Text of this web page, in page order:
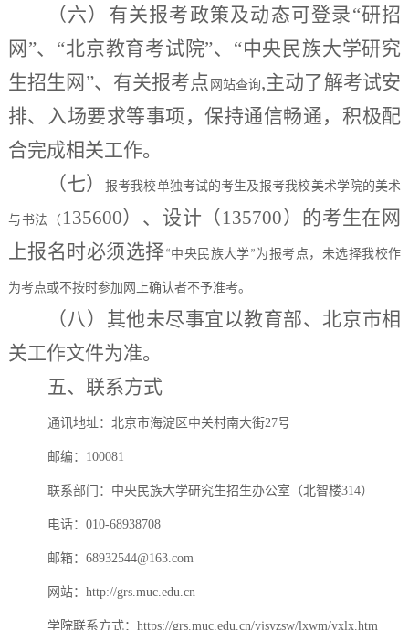
（六） 有关报考政策及动态可登录“研招
网 ”、 “北京教育考试院”、“中央民族大学研究
生招生网”、有关报考点 网站查询,主动了解考试安
排、入场要求等事项，保持通信畅通，积极配
合完成相关工作。
（七）报考我校单独考试的考生及报考我校美术学院的美术
与书法（ 135600）、设计（135700）的考生在网
上报名时必须选择“中央民族大学”为报考点，未选择我校作
为考点或不按时参加网上确认者不予准考。
（八） 其他未尽事宜以教育部、北京市相
关工作文件为准。
五、联系方式
通讯地址：北京市海淀区中关村南大街27号
邮编： 100081
联系部门：中央民族大学研究生招生办公室（北智楼314）
电话： 010-68938708
邮箱： 68932544@163.com
网站： http://grs.muc.edu.cn
学院联系方式： https://grs.muc.edu.cn/yjsyzsw/lxwm/yxlx.htm